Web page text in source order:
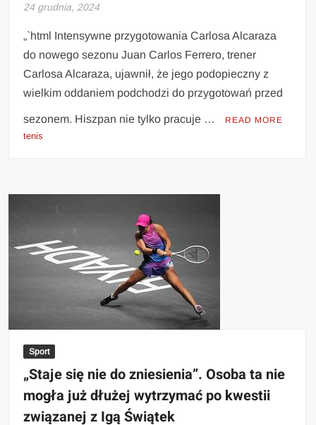
24 grudnia, 2024
„`html Intensywne przygotowania Carlosa Alcaraza
do nowego sezonu Juan Carlos Ferrero, trener
Carlosa Alcaraza, ujawnił, że jego podopieczny z
wielkim oddaniem podchodzi do przygotowań przed
sezonem. Hiszpan nie tylko pracuje … READ MORE
tenis
Sport
„Staje się nie do zniesienia”. Osoba ta nie
mogła już dłużej wytrzymać po kwestii
związanej z Igą Świątek